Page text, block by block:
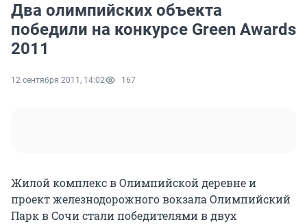
Два олимпийских объекта
победили на конкурсе Green Awards
2011
12 сентября 2011, 14:02 167
Жилой комплекс в Олимпийской деревне и
проект железнодорожного вокзала Олимпийский
Парк в Сочи стали победителями в двух